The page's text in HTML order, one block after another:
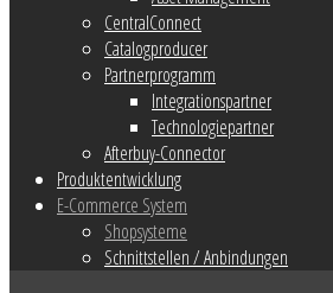
CentralConnect
Catalogproducer
Partnerprogramm
Integrationspartner
Technologiepartner
Afterbuy-Connector
Produktentwicklung
E-Commerce System
Shopsysteme
Schnittstellen / Anbindungen